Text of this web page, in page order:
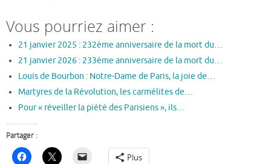
Vous pourriez aimer :
21 janvier 2025 : 232ème anniversaire de la mort du…
21 janvier 2026 : 233ème anniversaire de la mort du…
Louis de Bourbon : Notre-Dame de Paris, la joie de…
Martyres de la Révolution, les carmélites de…
Pour « réveiller la piété des Parisiens », ils…
Partager :
Plus